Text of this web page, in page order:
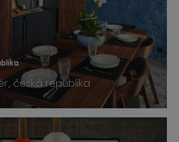
česká republika